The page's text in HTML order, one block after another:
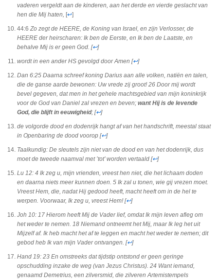
vaderen vergeldt aan de kinderen, aan het derde en vierde geslacht van
hen die Mij haten, [↩]
44:6 Zo zegt de HEERE, de Koning van Israel, en zijn Verlosser, de
HEERE der heirscharen: Ik ben de Eerste, en Ik ben de Laatste, en
behalve Mij is er geen God. [↩]
wordt in een ander HS gevolgd door Amen [↩]
Dan 6:25 Daarna schreef koning Darius aan alle volken, natiën en talen,
die de ganse aarde bewonen: Uw vrede zij groot! 26 Door mij wordt
bevel gegeven, dat men in het gehele machtsgebied van mijn koninkrijk
voor de God van Daniel zal vrezen en beven; want Hij is de levende
God, die blijft in eeuwigheid; [↩]
de volgorde dood en dodenrijk hangt af van het handschrift, meestal staat
in Openbaring de dood voorop [↩]
Taalkundig: De sleutels zijn niet van de dood en van het dodenrijk, dus
moet de tweede naamval met ’tot’ worden vertaald [↩]
Lu 12: 4 Ik zeg u, mijn vrienden, vreest hen niet, die het lichaam doden
en daarna niets meer kunnen doen. 5 Ik zal u tonen, wie gij vrezen moet.
Vreest Hem, die, nadat Hij gedood heeft, macht heeft om in de hel te
werpen. Voorwaar, Ik zeg u, vreest Hem! [↩]
Joh 10: 17 Hierom heeft Mij de Vader lief, omdat Ik mijn leven afleg om
het weder te nemen. 18 Niemand ontneemt het Mij, maar Ik leg het uit
Mijzelf af. Ik heb macht het af te leggen en macht het weder te nemen; dit
gebod heb Ik van mijn Vader ontvangen. [↩]
Hand 19: 23 En omstreeks dat tijdstip ontstond er geen geringe
opschudding inzake de weg (van Jezus Christus). 24 Want iemand,
genaamd Demetrius, een zilversmid, die zilveren Artemistempels